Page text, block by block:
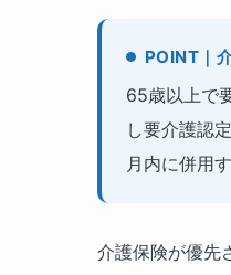
POINT｜
65歳以上で
し要介護認
月内に併用
介護保険が優先